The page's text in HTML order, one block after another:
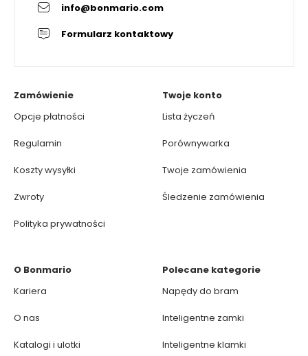
info@bonmario.com
Formularz kontaktowy
Zamówienie
Opcje płatności
Regulamin
Koszty wysyłki
Zwroty
Polityka prywatności
Twoje konto
Lista życzeń
Porównywarka
Twoje zamówienia
Śledzenie zamówienia
O Bonmario
Kariera
O nas
Katalogi i ulotki
Polecane kategorie
Napędy do bram
Inteligentne zamki
Inteligentne klamki